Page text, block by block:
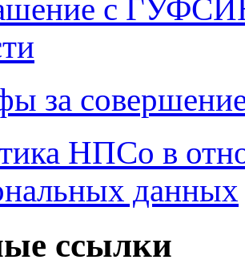
с
за
НПСо в
данных
ссылки